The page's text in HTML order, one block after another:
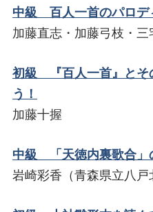
中級 百人一首のパロデ
加藤直志・加藤弓枝・三
初級 『百人一首』とそ
う！
加藤十握
中級 「天徳内裏歌合」
岩崎彩香（青森県立八戸